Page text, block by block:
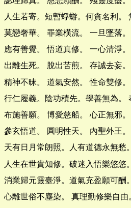
人生若寄。短暫蜉蝣。何貪名利。
莫戀奢華。 罪業橫流。 一旦墜落。
應有善覺。 悟道真修。 一心清淨。
出離生死。 脫出苦煎。 存誠去妄。
精神不昧。 道氣安然。 性命雙修。
行仁履義。陰功積先。學善無為。
布施善願。 博愛慈船。 心正無邪。
參玄悟道。 圓明性天。 內聖外王。
天有日月常朗照。人有道德永無愁。
人生在世貴知修。破迷入悟樂悠悠。
消業歸元靈臺淨。道氣充盈願可酬。
心離世俗不塵染。 真理勤修樂自由